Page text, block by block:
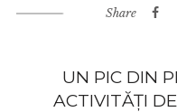
Share
UN PIC DIN
ACTIVITĂȚI